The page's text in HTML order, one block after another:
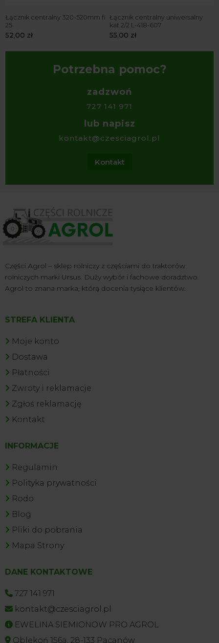
Łącznik centralny 320-520mm fi
25
52,00 zł
Łącznik centralny uniwersalny
kat 2/2 L-418-607
55,00 zł
Potrzebna pomoc?
zadzwoń
727 141 971
lub napisz
kontakt@czesciagrol.pl
Kontakt
Części Agrol – sklep rolniczy z częściami do traktorów
rolniczych marki Ursus. Duży wybór i fachowe doradztwo.
Agrol to znana marka, którą docenia tysiące klientów.
STREFA KLIENTA
Moje konto
Dostawa
Płatności
Zwroty i reklamacje
Zgłoś reklamację
Kontakt
INFORMACJE
Regulamin
Polityka prywatności
Rodo
Blog
Pliki do pobrania
Mapa Strony
DANE KONTAKTOWE
727 141 971
kontakt@czesciagrol.pl
EWELINA SIEMIONOW PRO AGROL
Oblekoń 156a, 28-133 Pacanów